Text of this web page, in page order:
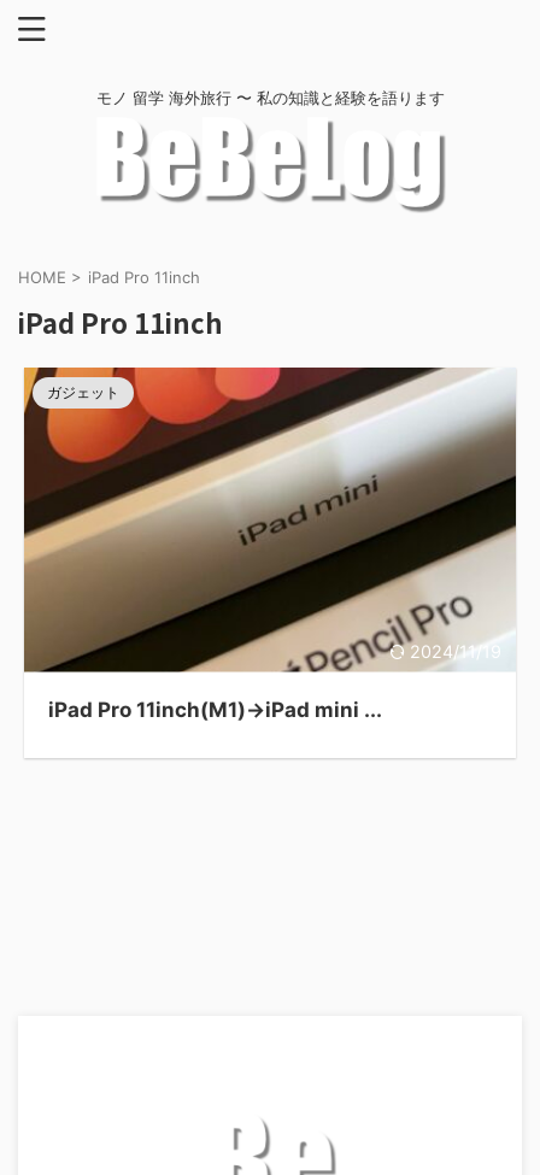
モノ 留学 海外旅行 〜 私の知識と経験を語ります
HOME > iPad Pro 11inch
iPad Pro 11inch
2024/11/19
ガジェット
iPad Pro 11inch(M1)→iPad mini ...